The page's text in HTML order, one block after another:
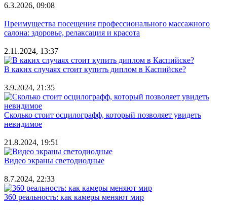
6.3.2026, 09:08
Преимущества посещения профессионального массажного
салона: здоровье, релаксация и красота
2.11.2024, 13:37
В каких случаях стоит купить диплом в Каспийске?
3.9.2024, 21:35
Сколько стоит осцилографф, который позволяет увидеть
невидимое
21.8.2024, 19:51
Видео экраны светодиодные
8.7.2024, 22:33
360 реальность: как камеры меняют мир